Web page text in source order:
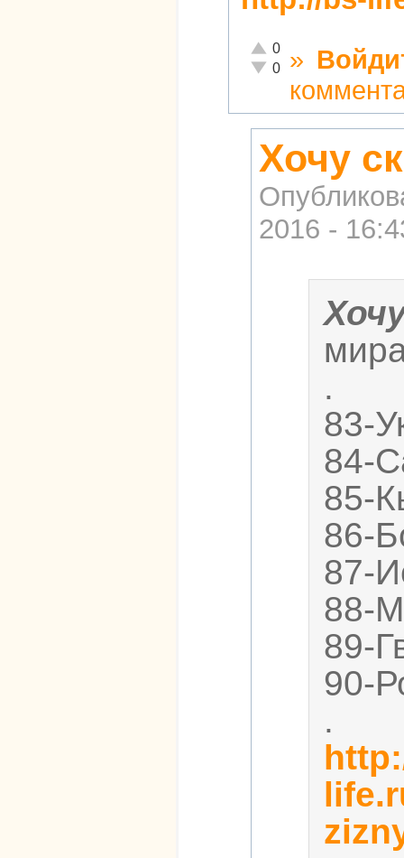
Отлично!
0
Неадекватно!
0 »
Хочу
2016 -
.
83-
84-
85-
86-
87-
88-
89-
90-
.